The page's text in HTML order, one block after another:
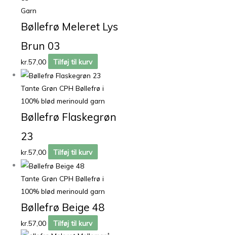
Garn
Bøllefrø Meleret Lys
Brun 03
kr.57,00 Tilføj til kurv
Tante Grøn CPH Bøllefrø i
100% blød merinould garn
Bøllefrø Flaskegrøn
23
kr.57,00 Tilføj til kurv
Tante Grøn CPH Bøllefrø i
100% blød merinould garn
Bøllefrø Beige 48
kr.57,00 Tilføj til kurv